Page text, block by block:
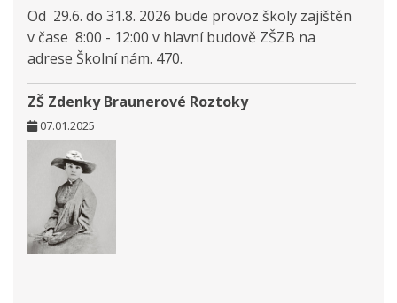
Od 29.6. do 31.8. 2026 bude provoz školy zajištěn
v čase 8:00 - 12:00 v hlavní budově ZŠZB na
adrese Školní nám. 470.
ZŠ Zdenky Braunerové Roztoky
07.01.2025